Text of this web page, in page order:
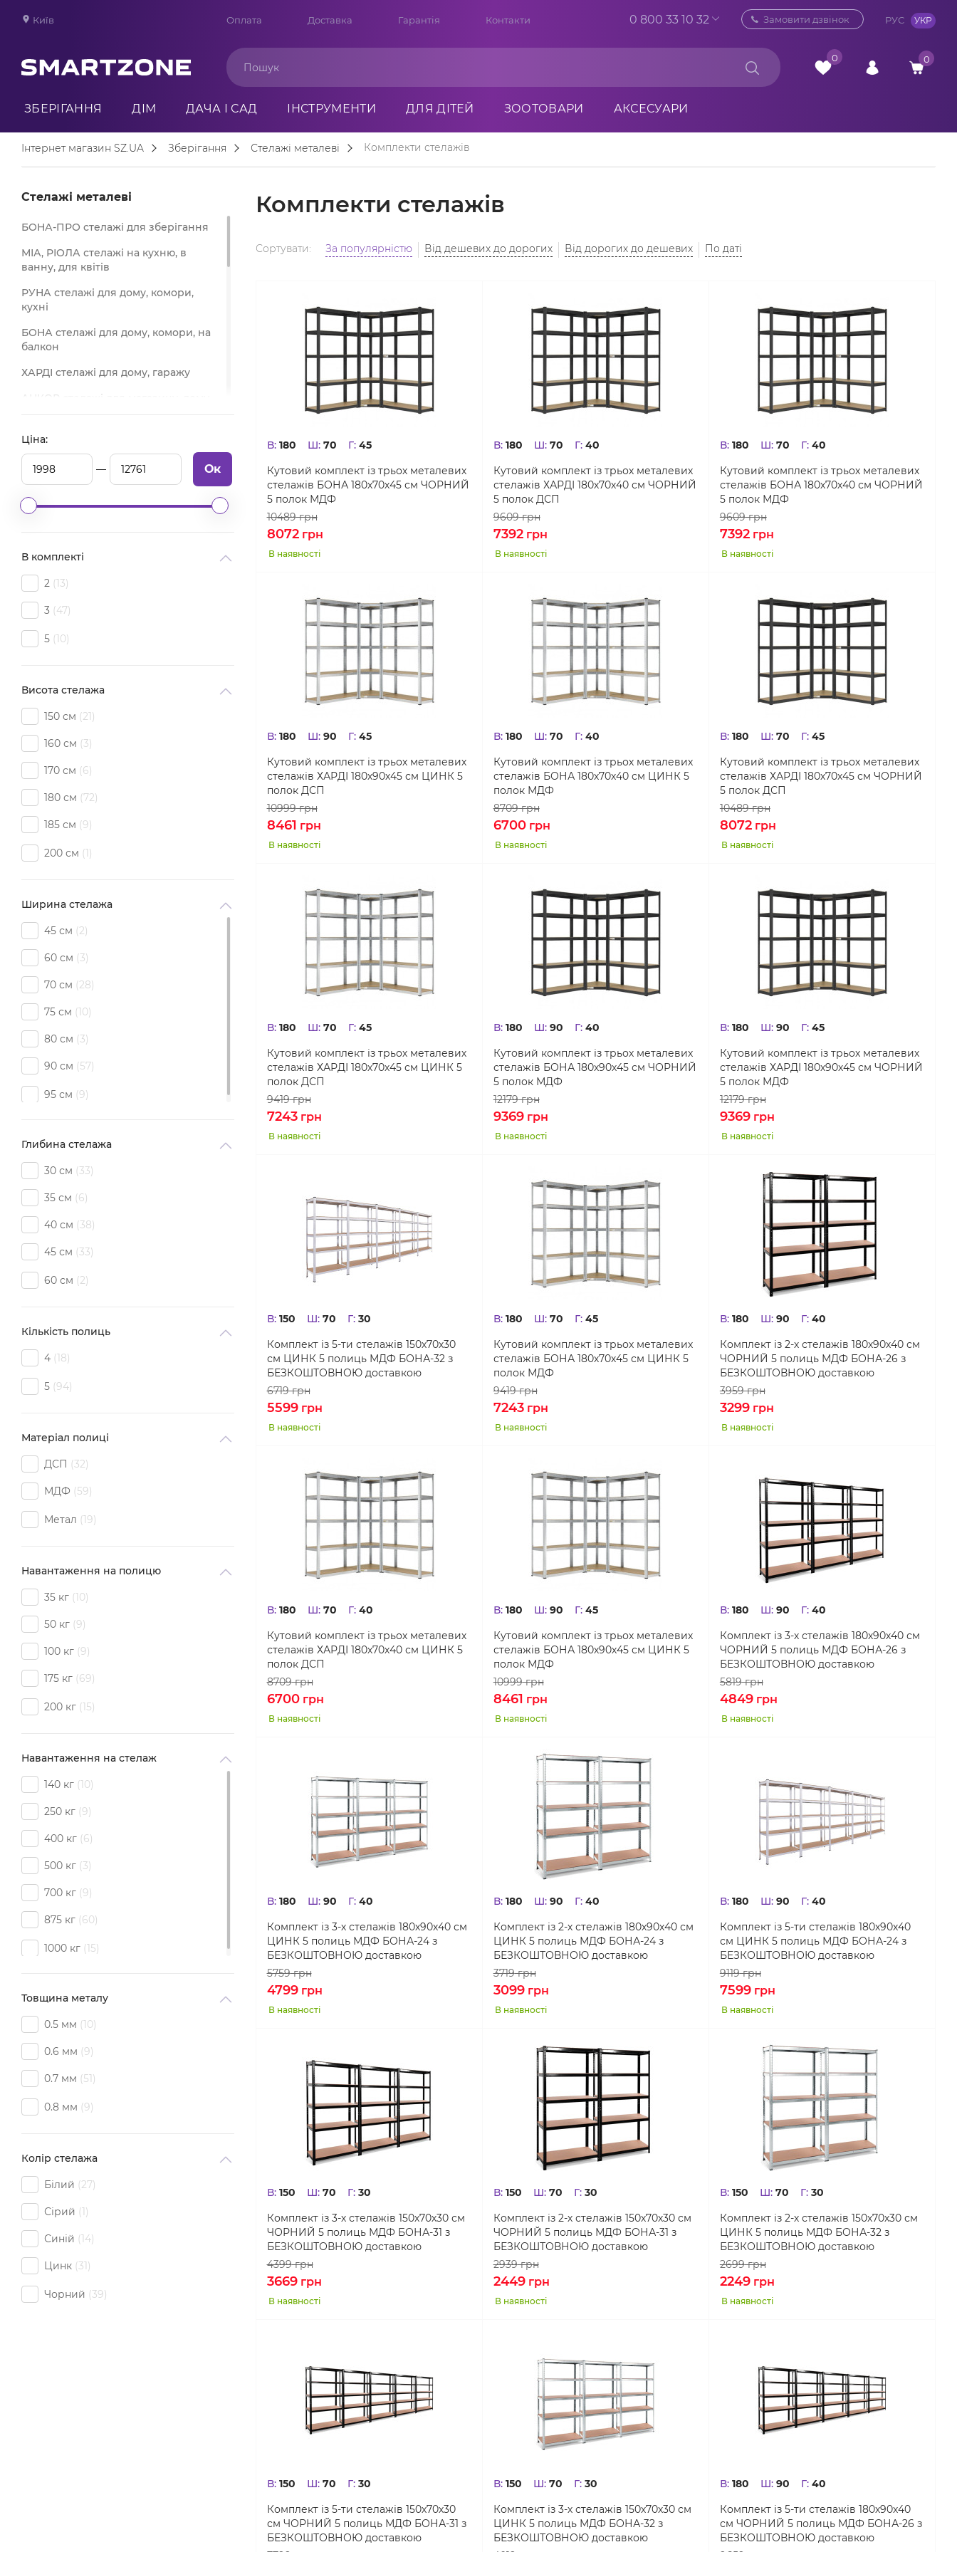
Київ Оплата Доставка Гарантія Контакти 0 800 33 10 32 Замовити дзвінок РУС УКР
0 0
ЗБЕРІГАННЯ ДІМ ДАЧА І САД ІНСТРУМЕНТИ ДЛЯ ДІТЕЙ ЗООТОВАРИ АКСЕСУАРИ
Інтернет магазин SZ.UA Зберігання Стелажі металеві Комплекти стелажів
Стелажі металеві
БОНА-ПРО стелажі для зберігання
МІА, РІОЛА стелажі на кухню, в
ванну, для квітів
РУНА стелажі для дому, комори,
кухні
БОНА стелажі для дому, комори, на
балкон
ХАРДІ стелажі для дому, гаражу
АНКОР стелажі для магазину, дому,
ХАРДІ-ПРО стелажі для дому,
магазину, складу
ХАРД стелажі для архіву, складу,
гаража
гаражу
ЕМ стелажі для дому, гаражу,
AB стелажі для зберігання в будинку,
в гаражі, на складі
Стелажі з перфорованою полицею
Стелажі для коліс, шин, дисків
Стелажі палетні
Комплекти стелажів
Комплектуючі до стелажів
Ціна:
Ок
В комплекті
2 13
3 47
5 10
Висота стелажа
150 см 21
160 см 3
170 см 6
180 см 72
185 см 9
200 см 1
Ширина стелажа
45 см 2
60 см 3
70 см 28
75 см 10
80 см 3
90 см 57
95 см 9
Глибина стелажа
30 см 33
35 см 6
40 см 38
45 см 33
60 см 2
Кількість полиць
4 18
5 94
Матеріал полиці
ДСП 32
МДФ 59
Метал 19
Навантаження на полицю
35 кг 10
50 кг 9
100 кг 9
175 кг 69
200 кг 15
Навантаження на стелаж
140 кг 10
250 кг 9
400 кг 6
500 кг 3
700 кг 9
875 кг 60
1000 кг 15
Товщина металу
0.5 мм 10
0.6 мм 9
0.7 мм 51
0.8 мм 9
Колір стелажа
Білий 27
Сірий 1
Синій 14
Цинк 31
Чорний 39
Комплекти стелажів
Сортувати: За популярністю Від дешевих до дорогих Від дорогих до дешевих По даті
В: 180 Ш: 70 Г: 45
Кутовий комплект із трьох металевих
стелажів БОНА 180х70х45 см ЧОРНИЙ
5 полок МДФ
10489грн
8072грн
В наявності
В: 180 Ш: 70 Г: 40
Кутовий комплект із трьох металевих
стелажів ХАРДІ 180х70х40 см ЧОРНИЙ
5 полок ДСП
9609грн
7392грн
В наявності
В: 180 Ш: 70 Г: 40
Кутовий комплект із трьох металевих
стелажів БОНА 180х70х40 см ЧОРНИЙ
5 полок МДФ
9609грн
7392грн
В наявності
В: 180 Ш: 90 Г: 45
Кутовий комплект із трьох металевих
стелажів ХАРДІ 180х90х45 см ЦИНК 5
полок ДСП
10999грн
8461 грн
В наявності
В: 180 Ш: 70 Г: 40
Кутовий комплект із трьох металевих
стелажів БОНА 180х70х40 см ЦИНК 5
полок МДФ
8709грн
6700грн
В наявності
В: 180 Ш: 70 Г: 45
Кутовий комплект із трьох металевих
стелажів ХАРДІ 180х70х45 см ЧОРНИЙ
5 полок ДСП
10489грн
8072грн
В наявності
В: 180 Ш: 70 Г: 45
Кутовий комплект із трьох металевих
стелажів ХАРДІ 180х70х45 см ЦИНК 5
полок ДСП
9419грн
7243грн
В наявності
В: 180 Ш: 90 Г: 40
Кутовий комплект із трьох металевих
стелажів БОНА 180х90х45 см ЧОРНИЙ
5 полок МДФ
12179грн
9369грн
В наявності
В: 180 Ш: 90 Г: 45
Кутовий комплект із трьох металевих
стелажів ХАРДІ 180х90х45 см ЧОРНИЙ
5 полок МДФ
12179грн
9369грн
В наявності
В: 150 Ш: 70 Г: 30
Комплект із 5-ти стелажів 150х70х30
см ЦИНК 5 полиць МДФ БОНА-32 з
БЕЗКОШТОВНОЮ доставкою
6719грн
5599грн
В наявності
В: 180 Ш: 70 Г: 45
Кутовий комплект із трьох металевих
стелажів БОНА 180х70х45 см ЦИНК 5
полок МДФ
9419грн
7243грн
В наявності
В: 180 Ш: 90 Г: 40
Комплект із 2-х стелажів 180х90х40 см
ЧОРНИЙ 5 полиць МДФ БОНА-26 з
БЕЗКОШТОВНОЮ доставкою
3959грн
3299грн
В наявності
В: 180 Ш: 70 Г: 40
Кутовий комплект із трьох металевих
стелажів ХАРДІ 180х70х40 см ЦИНК 5
полок ДСП
8709грн
6700грн
В наявності
В: 180 Ш: 90 Г: 45
Кутовий комплект із трьох металевих
стелажів БОНА 180х90х45 см ЦИНК 5
полок МДФ
10999грн
8461 грн
В наявності
В: 180 Ш: 90 Г: 40
Комплект із 3-х стелажів 180х90х40 см
ЧОРНИЙ 5 полиць МДФ БОНА-26 з
БЕЗКОШТОВНОЮ доставкою
5819грн
4849грн
В наявності
В: 180 Ш: 90 Г: 40
Комплект із 3-х стелажів 180х90х40 см
ЦИНК 5 полиць МДФ БОНА-24 з
БЕЗКОШТОВНОЮ доставкою
5759грн
4799грн
В наявності
В: 180 Ш: 90 Г: 40
Комплект із 2-х стелажів 180х90х40 см
ЦИНК 5 полиць МДФ БОНА-24 з
БЕЗКОШТОВНОЮ доставкою
3719грн
3099грн
В наявності
В: 180 Ш: 90 Г: 40
Комплект із 5-ти стелажів 180х90х40
см ЦИНК 5 полиць МДФ БОНА-24 з
БЕЗКОШТОВНОЮ доставкою
9119грн
7599грн
В наявності
В: 150 Ш: 70 Г: 30
Комплект із 3-х стелажів 150х70х30 см
ЧОРНИЙ 5 полиць МДФ БОНА-31 з
БЕЗКОШТОВНОЮ доставкою
4399грн
3669грн
В наявності
В: 150 Ш: 70 Г: 30
Комплект із 2-х стелажів 150х70х30 см
ЧОРНИЙ 5 полиць МДФ БОНА-31 з
БЕЗКОШТОВНОЮ доставкою
2939грн
2449грн
В наявності
В: 150 Ш: 70 Г: 30
Комплект із 2-х стелажів 150х70х30 см
ЦИНК 5 полиць МДФ БОНА-32 з
БЕЗКОШТОВНОЮ доставкою
2699грн
2249грн
В наявності
В: 150 Ш: 70 Г: 30
Комплект із 5-ти стелажів 150х70х30
см ЧОРНИЙ 5 полиць МДФ БОНА-31 з
БЕЗКОШТОВНОЮ доставкою
В: 150 Ш: 70 Г: 30
Комплект із 3-х стелажів 150х70х30 см
ЦИНК 5 полиць МДФ БОНА-32 з
БЕЗКОШТОВНОЮ доставкою
В: 180 Ш: 90 Г: 40
Комплект із 5-ти стелажів 180х90х40
см ЧОРНИЙ 5 полиць МДФ БОНА-26 з
БЕЗКОШТОВНОЮ доставкою